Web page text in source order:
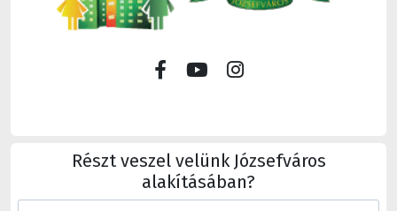
Részt veszel velünk Józsefváros
alakításában?